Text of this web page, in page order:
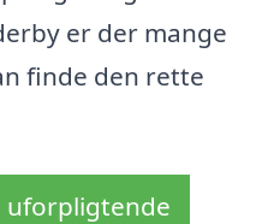
er der mange
finde den rette
uforpligtende